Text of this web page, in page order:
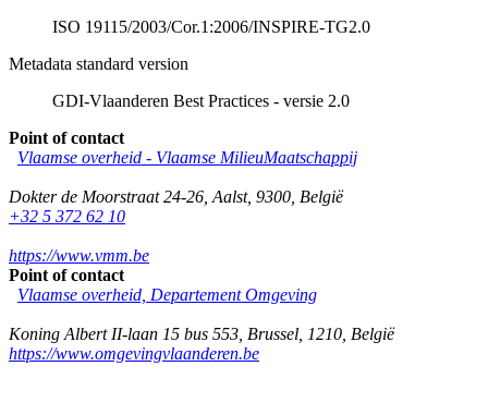
ISO 19115/2003/Cor.1:2006/INSPIRE-TG2.0
Metadata standard version
GDI-Vlaanderen Best Practices - versie 2.0
Point of contact
Vlaamse overheid - Vlaamse MilieuMaatschappij
Dokter de Moorstraat 24-26 Aalst, 9300 België
+32 5 372 62 10
https://www.vmm.be
Point of contact
Vlaamse overheid, Departement Omgeving
Koning Albert II-laan 15 bus 553 Brussel 1210 België
https://www.omgevingvlaanderen.be